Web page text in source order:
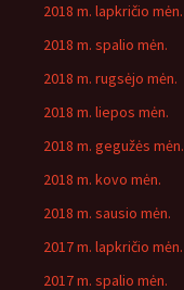
2018 m. lapkričio mėn.
2018 m. spalio mėn.
2018 m. rugsėjo mėn.
2018 m. liepos mėn.
2018 m. gegužės mėn.
2018 m. kovo mėn.
2018 m. sausio mėn.
2017 m. lapkričio mėn.
2017 m. spalio mėn.